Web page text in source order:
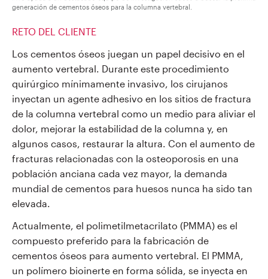
generación de cementos óseos para la columna vertebral.
RETO DEL CLIENTE
Los cementos óseos juegan un papel decisivo en el
aumento vertebral. Durante este procedimiento
quirúrgico mínimamente invasivo, los cirujanos
inyectan un agente adhesivo en los sitios de fractura
de la columna vertebral como un medio para aliviar el
dolor, mejorar la estabilidad de la columna y, en
algunos casos, restaurar la altura. Con el aumento de
fracturas relacionadas con la osteoporosis en una
población anciana cada vez mayor, la demanda
mundial de cementos para huesos nunca ha sido tan
elevada.
Actualmente, el polimetilmetacrilato (PMMA) es el
compuesto preferido para la fabricación de
cementos óseos para aumento vertebral. El PMMA,
un polímero bioinerte en forma sólida, se inyecta en